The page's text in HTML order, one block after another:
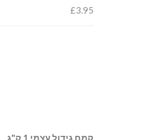
£3.95
קמח גידול עצמי 1 ק"ג